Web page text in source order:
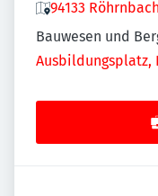
94133
Bauwesen und
Ausbildungsplatz,